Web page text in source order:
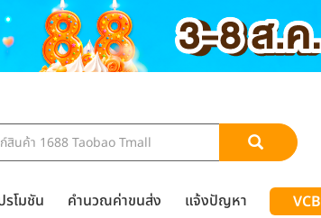
รโมชัน คำนวณค่าขนส่ง แจ้งปัญหา